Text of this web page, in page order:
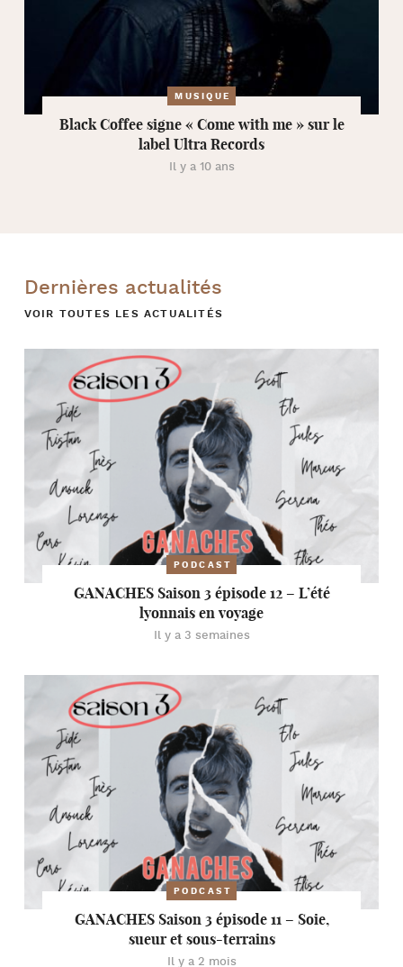
MUSIQUE
Black Coffee signe « Come with me » sur le
label Ultra Records
Il y a 10 ans
Dernières actualités
VOIR TOUTES LES ACTUALITÉS
PODCAST
GANACHES Saison 3 épisode 12 – L’été
lyonnais en voyage
Il y a 3 semaines
PODCAST
GANACHES Saison 3 épisode 11 – Soie,
sueur et sous-terrains
Il y a 2 mois